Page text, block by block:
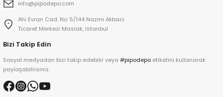
info@pipodepo.com
Ahi Evran Cad. No: 5/144 Nazmi Akbaci
Ticaret Merkezi Maslak, Istanbul
Bizi Takip Edin
Sosyal medyadan bizi takip edebilir veya #pipodepo etiketini kullanarak
paylaşabilirsiniz.